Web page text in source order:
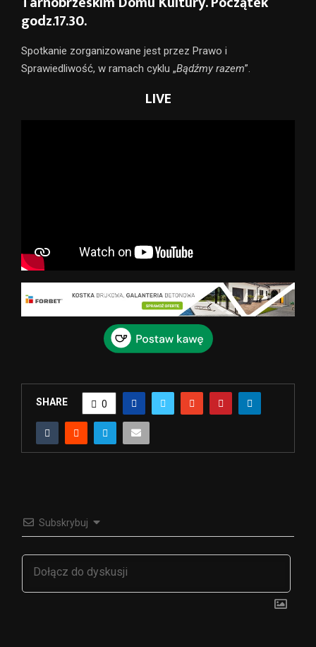
godz.17.30.
Spotkanie zorganizowane jest przez Prawo i
Sprawiedliwość, w ramach cyklu „Bądźmy razem”.
LIVE
SHARE 0
Subskrybuj